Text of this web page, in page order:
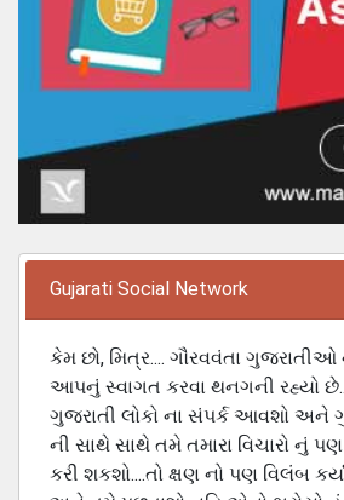
Gujarati Social Network
કેમ છો, મિત્ર.... ગૌરવવંતા ગુજરાતીઓ
આપનું સ્વાગત કરવા થનગની રહ્યો
ગુજરાતી લોકો ના સંપર્ક આવશો અને
ની સાથે સાથે તમે તમારા વિચારો નું
કરી શકશો....તો ક્ષણ નો પણ વિલંબ